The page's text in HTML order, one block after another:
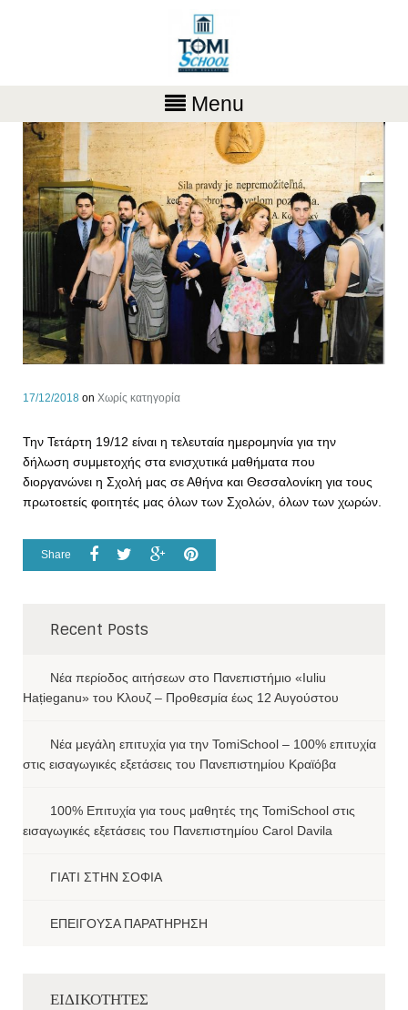
Menu
17/12/2018 on Χωρίς κατηγορία
Την Τετάρτη 19/12 είναι η τελευταία ημερομηνία για την
δήλωση συμμετοχής στα ενισχυτικά μαθήματα που
διοργανώνει η Σχολή μας σε Αθήνα και Θεσσαλονίκη για τους
πρωτοετείς φοιτητές μας όλων των Σχολών, όλων των χωρών.
Share
Recent Posts
Νέα περίοδος αιτήσεων στο Πανεπιστήμιο «Iuliu
Hațieganu» του Κλουζ – Προθεσμία έως 12 Αυγούστου
Νέα μεγάλη επιτυχία για την TomiSchool – 100% επιτυχία
στις εισαγωγικές εξετάσεις του Πανεπιστημίου Κραϊόβα
100% Επιτυχία για τους μαθητές της TomiSchool στις
εισαγωγικές εξετάσεις του Πανεπιστημίου Carol Davila
ΓΙΑΤΙ ΣΤΗΝ ΣΟΦΙΑ
ΕΠΕΙΓΟΥΣΑ ΠΑΡΑΤΗΡΗΣΗ
ΕΙΔΙΚΟΤΗΤΕΣ